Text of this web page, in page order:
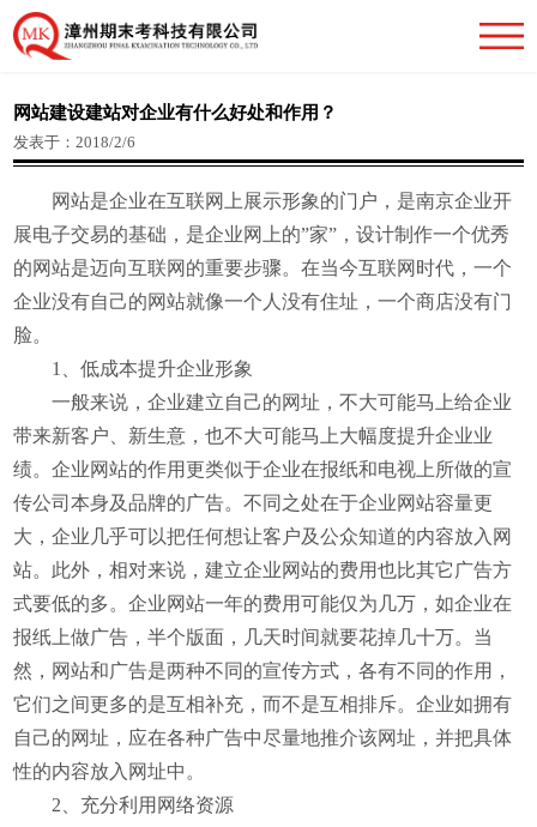
网站建设建站对企业有什么好处和作用？
发表于：2018/2/6
网站是企业在互联网上展示形象的门户，是南京企业开
展电子交易的基础，是企业网上的”家”，设计制作一个优秀
的网站是迈向互联网的重要步骤。在当今互联网时代，一个
企业没有自己的网站就像一个人没有住址，一个商店没有门
脸。
1、低成本提升企业形象
一般来说，企业建立自己的网址，不大可能马上给企业
带来新客户、新生意，也不大可能马上大幅度提升企业业
绩。企业网站的作用更类似于企业在报纸和电视上所做的宣
传公司本身及品牌的广告。不同之处在于企业网站容量更
大，企业几乎可以把任何想让客户及公众知道的内容放入网
站。此外，相对来说，建立企业网站的费用也比其它广告方
式要低的多。企业网站一年的费用可能仅为几万，如企业在
报纸上做广告，半个版面，几天时间就要花掉几十万。当
然，网站和广告是两种不同的宣传方式，各有不同的作用，
它们之间更多的是互相补充，而不是互相排斥。企业如拥有
自己的网址，应在各种广告中尽量地推介该网址，并把具体
性的内容放入网址中。
2、充分利用网络资源